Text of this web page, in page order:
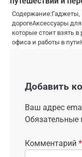
Содержание:Гаджеты,
дорогеАксессуары
которые стоит взять
офиса и работы в
Добавить
Ваш адрес
Обязательные
Комментарий *